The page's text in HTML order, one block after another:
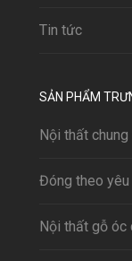
Tin tức
SẢN PHẨM
Nội thất
Đóng theo yêu
Nội thất gỗ óc